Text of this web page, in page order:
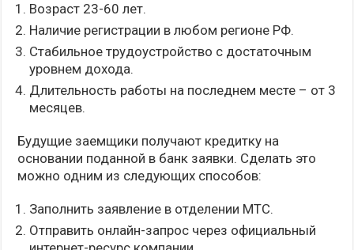
Возраст 23-60 лет.
Наличие регистрации в любом регионе РФ.
Стабильное трудоустройство с достаточным
уровнем дохода.
Длительность работы на последнем месте – от 3
месяцев.
Будущие заемщики получают кредитку на
основании поданной в банк заявки. Сделать это
можно одним из следующих способов:
Заполнить заявление в отделении МТС.
Отправить онлайн-запрос через официальный